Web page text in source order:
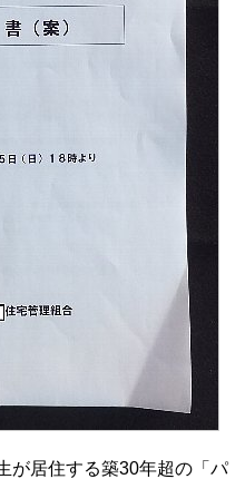
が居住する築30年超の「パ